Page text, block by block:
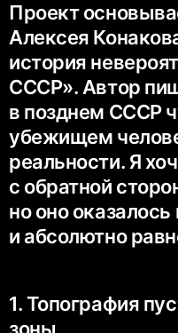
Проект
Алексея
история
СССР». Автор
в позднем СССР
убежищем
реальности. Я
с обратной
но оно
и абсолютно
1. Топография